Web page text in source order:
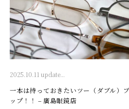
2025.10.11 update...
一本は持っておきたいツー（ダブル）
ップ！！ – 廣島眼鏡店